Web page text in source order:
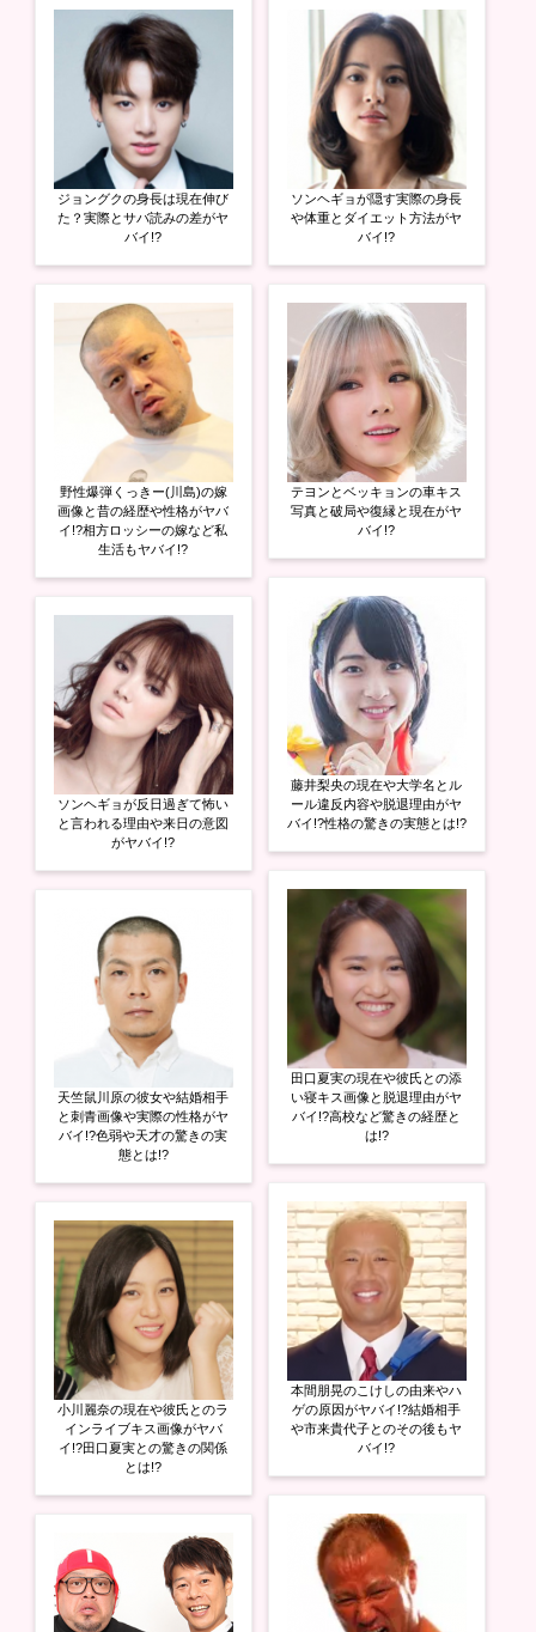
ド
ウ
で
開
き
ま
す
)
ジョングクの身長は現在伸び
た？実際とサバ読みの差がヤ
バイ!?
野性爆弾くっきー(川島)の嫁
画像と昔の経歴や性格がヤバ
イ!?相方ロッシーの嫁など私
生活もヤバイ!?
ソンヘギョが反日過ぎて怖い
と言われる理由や来日の意図
がヤバイ!?
天竺鼠川原の彼女や結婚相手
と刺青画像や実際の性格がヤ
バイ!?色弱や天才の驚きの実
態とは!?
小川麗奈の現在や彼氏とのラ
インライブキス画像がヤバ
イ!?田口夏実との驚きの関係
とは!?
ソンヘギョが隠す実際の身長
や体重とダイエット方法がヤ
バイ!?
テヨンとベッキョンの車キス
写真と破局や復縁と現在がヤ
バイ!?
藤井梨央の現在や大学名とル
ール違反内容や脱退理由がヤ
バイ!?性格の驚きの実態とは!?
田口夏実の現在や彼氏との添
い寝キス画像と脱退理由がヤ
バイ!?高校など驚きの経歴と
は!?
本間朋晃のこけしの由来やハ
ゲの原因がヤバイ!?結婚相手
や市来貴代子とのその後もヤ
バイ!?